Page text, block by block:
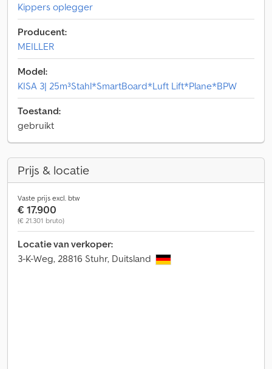
Kippers oplegger
Producent:
MEILLER
Model:
KISA 3| 25m³Stahl*SmartBoard*Luft Lift*Plane*BPW
Toestand:
gebruikt
Prijs & locatie
Vaste prijs excl. btw
€ 17.900
(€ 21.301 bruto)
Locatie van verkoper:
3-K-Weg, 28816 Stuhr, Duitsland